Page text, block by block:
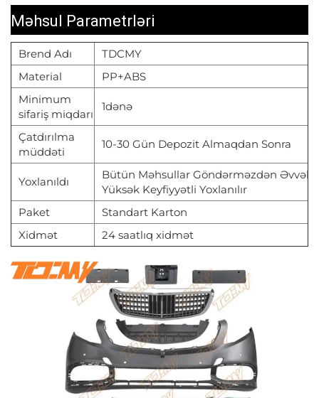
Məhsul Parametrləri
Brend Adı
TDCMY
Material
PP+ABS
Minimum
sifariş miqdarı
1dənə
Çatdırılma
müddəti
10-30 Gün Depozit Almaqdan Sonra
Yoxlanıldı
Bütün Məhsullar Göndərməzdən Əvvəl
Yüksək Keyfiyyətli Yoxlanılır
Paket
Standart Karton
Xidmət
24 saatlıq xidmət